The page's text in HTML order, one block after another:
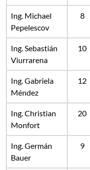
Ing. Michael
Pepelescov
8
Ing. Sebastián
Viurrarena
10
Ing. Gabriela
Méndez
12
Ing. Christian
Monfort
20
Ing. Germán
Bauer
9